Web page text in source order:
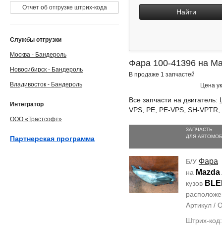
Найти
Фара 100-41396 на
В продаже 1 запчастей
Цена
Все запчасти на двигатель:
VPS PE PE-VPS SH-VPTR
ЗАПЧАСТЬ
ДЛЯ
Б/У Фара
на
кузов
Артикул /
Штрих-
Отчет об отгрузке штрих-кода
Службы отгрузки
Москва - Бандероль
Новосибирск - Бандероль
Владивосток - Бандероль
Интегратор
ООО «Трастсофт»
Партнерская программа